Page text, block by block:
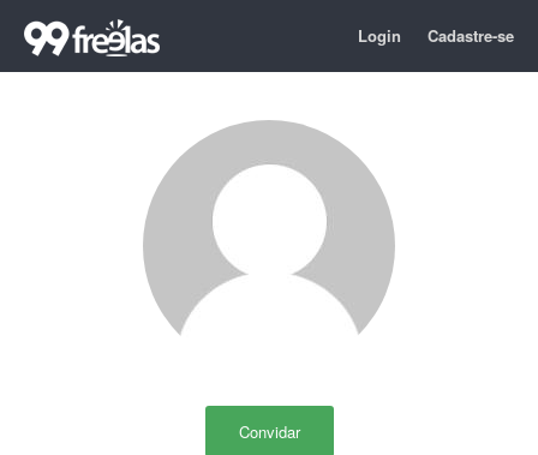
Login Cadastre-se
Convidar